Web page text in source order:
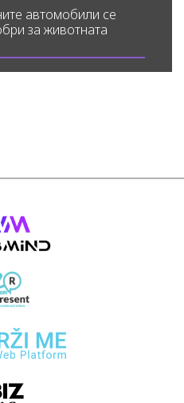
автомобили се
за животната